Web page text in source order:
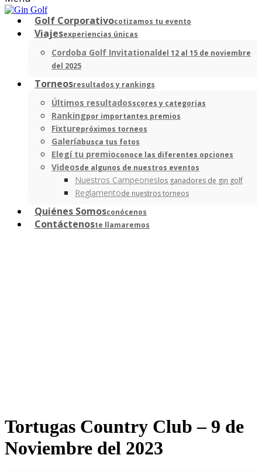
Golf Corporativocotizamos tu evento
Viajesexperiencias únicas
Cordoba Golf Invitationaldel 12 al 15 de noviembre
del 2025
Torneosresultados y rankings
Últimos resultadosscores y categorias
Rankingpor importantes premios
Fixturepróximos torneos
Galeríabusca tus fotos
Elegí tu premioconoce las diferentes opciones
Videosde algunos de nuestros eventos
Nuestros Campeoneslos ganadores de gin golf
Reglamentode nuestros torneos
Quiénes Somosconócenos
Contáctenoste llamaremos
Tortugas Country Club – 9 de
Noviembre del 2023